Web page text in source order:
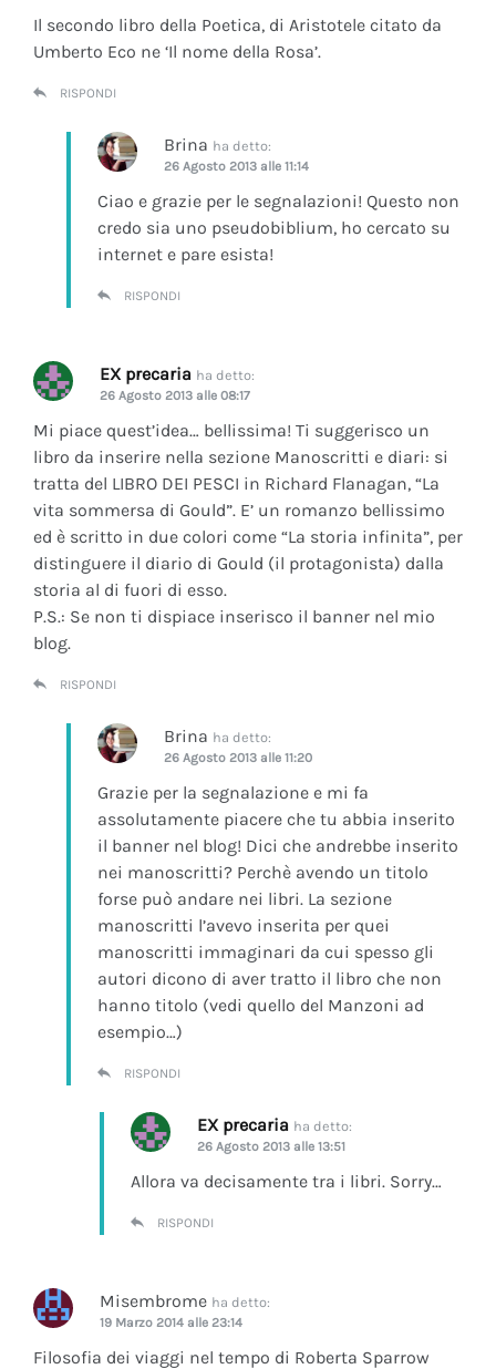
Il secondo libro della Poetica, di Aristotele citato da
Umberto Eco ne ‘Il nome della Rosa’.
RISPONDI
Brina ha detto:
26 Agosto 2013 alle 11:14
Ciao e grazie per le segnalazioni! Questo non
credo sia uno pseudobiblium, ho cercato su
internet e pare esista!
RISPONDI
EX precaria ha detto:
26 Agosto 2013 alle 08:17
Mi piace quest’idea… bellissima! Ti suggerisco un
libro da inserire nella sezione Manoscritti e diari: si
tratta del LIBRO DEI PESCI in Richard Flanagan, “La
vita sommersa di Gould”. E’ un romanzo bellissimo
ed è scritto in due colori come “La storia infinita”, per
distinguere il diario di Gould (il protagonista) dalla
storia al di fuori di esso.
P.S.: Se non ti dispiace inserisco il banner nel mio
blog.
RISPONDI
Brina ha detto:
26 Agosto 2013 alle 11:20
Grazie per la segnalazione e mi fa
assolutamente piacere che tu abbia inserito
il banner nel blog! Dici che andrebbe inserito
nei manoscritti? Perchè avendo un titolo
forse può andare nei libri. La sezione
manoscritti l’avevo inserita per quei
manoscritti immaginari da cui spesso gli
autori dicono di aver tratto il libro che non
hanno titolo (vedi quello del Manzoni ad
esempio…)
RISPONDI
EX precaria ha detto:
26 Agosto 2013 alle 13:51
Allora va decisamente tra i libri. Sorry…
RISPONDI
Misembrome ha detto:
19 Marzo 2014 alle 23:14
Filosofia dei viaggi nel tempo di Roberta Sparrow